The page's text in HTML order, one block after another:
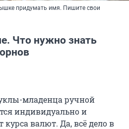
придумать имя. Пишите свои
Что нужно знать
младенца ручной
индивидуально и
валют. Да, всё дело в